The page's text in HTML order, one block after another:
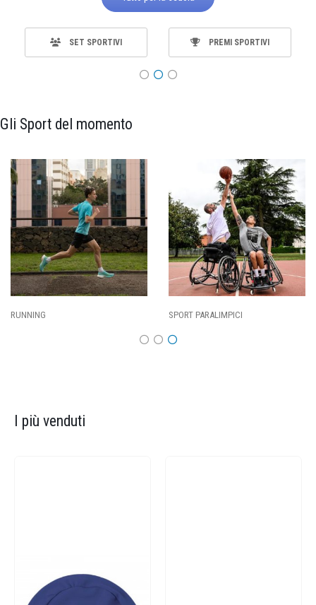
SET SPORTIVI PREMI SPORTIVI
Gli Sport del momento
SPORT PARALIMPICI
I più venduti